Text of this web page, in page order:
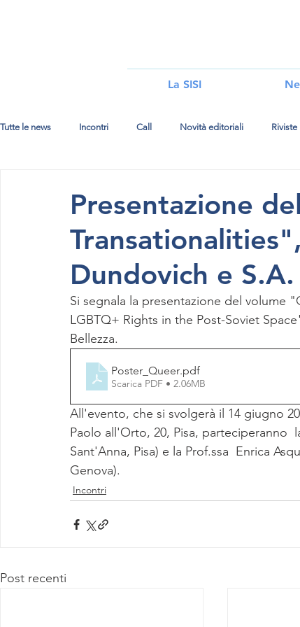
i
La SISI
Tutte le news Incontri Call Novità editoriali Riviste
Presentazione
Dundovich e
Si segnala la presentazione del volume
LGBTQ+ Rights in the Post-Soviet
Bellezza.
Poster_Queer.pdf
Scarica PDF • 2.06MB
All'evento, che si svolgerà il 14 giugno
Paolo all'Orto, 20, Pisa, parteciperanno
Sant'Anna, Pisa) e la Prof.ssa  Enrica
Genova).
Incontri
Post recenti